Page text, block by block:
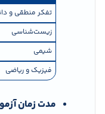
تفکر منطقی و
زیست‌شناسی
شیمی
فیزیک و ریاضی
مدت زمان